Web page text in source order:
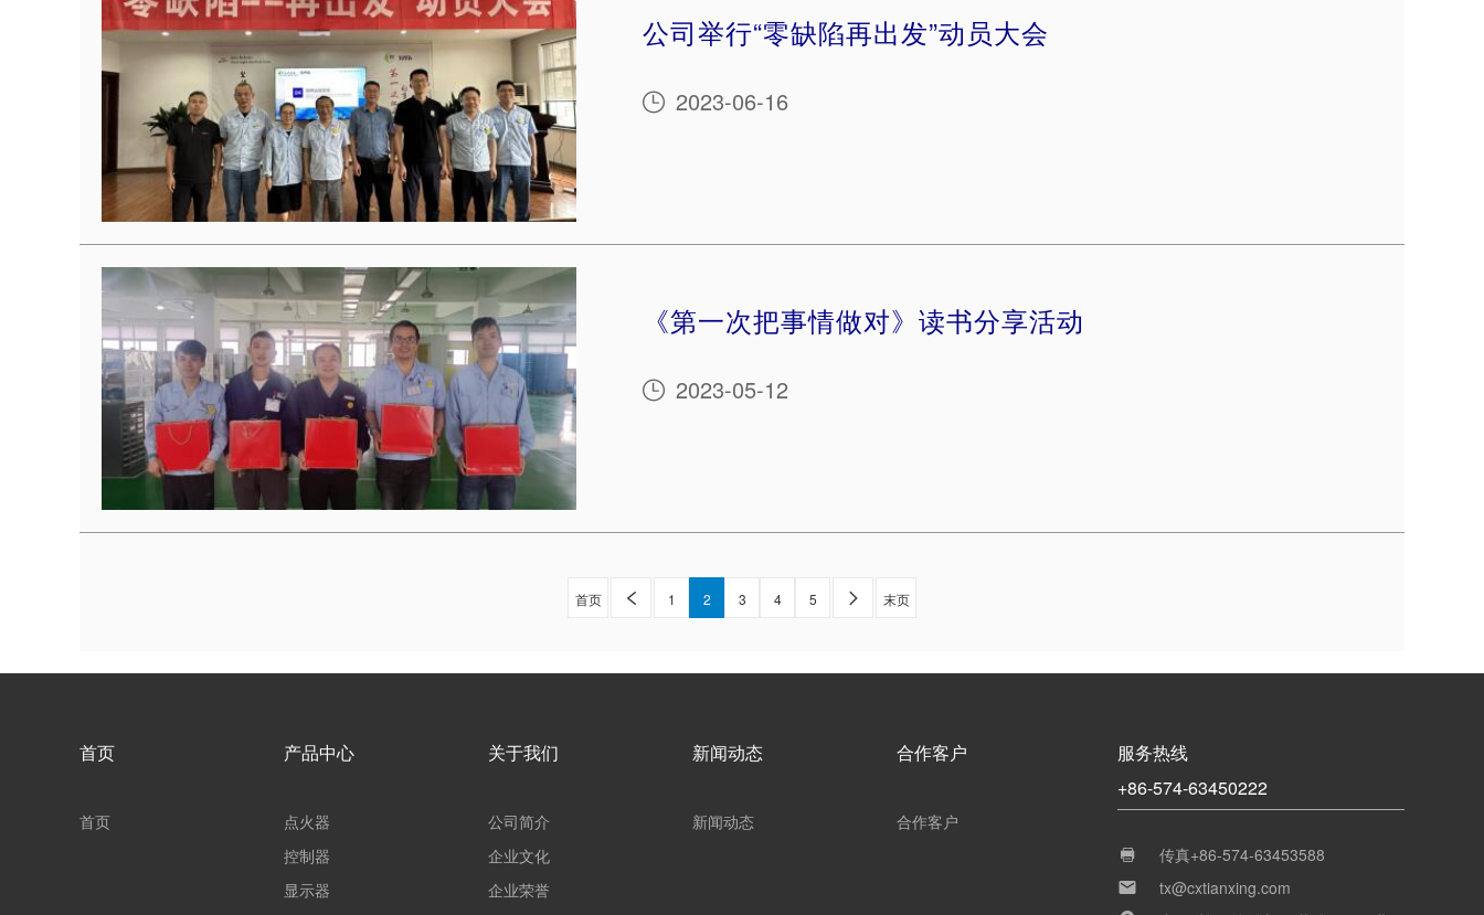
公司举行“零缺陷再出发”动员大会
 2023-06-16
《第一次把事情做对》读书分享活动
 2023-05-12
首页  1 2 3 4 5  末页
首页
首页
产品中心
点火器
控制器
显示器
关于我们
公司简介
企业文化
企业荣誉
新闻动态
新闻动态
合作客户
合作客户
服务热线
+86-574-63450222
 传真+86-574-63453588
 tx@cxtianxing.com